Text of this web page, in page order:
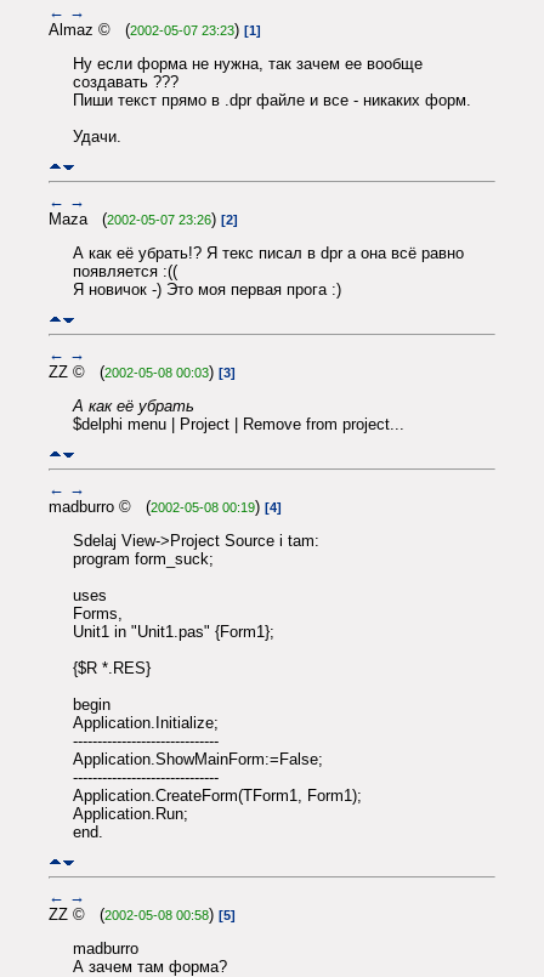
← →
Almaz © (2002-05-07 23:23) [1]
Ну если форма не нужна, так зачем ее вообще
создавать ???
Пиши текст прямо в .dpr файле и все - никаких форм.
Удачи.
← →
Maza (2002-05-07 23:26) [2]
А как её убрать!? Я текс писал в dpr а она всё равно
появляется :((
Я новичок -) Это моя первая прога :)
← →
ZZ © (2002-05-08 00:03) [3]
А как её убрать
$delphi menu | Project | Remove from project...
← →
madburro © (2002-05-08 00:19) [4]
Sdelaj View->Project Source i tam:
program form_suck;
uses
Forms,
Unit1 in "Unit1.pas" {Form1};
{$R *.RES}
begin
Application.Initialize;
------------------------------
Application.ShowMainForm:=False;
------------------------------
Application.CreateForm(TForm1, Form1);
Application.Run;
end.
← →
ZZ © (2002-05-08 00:58) [5]
madburro
А зачем там форма?